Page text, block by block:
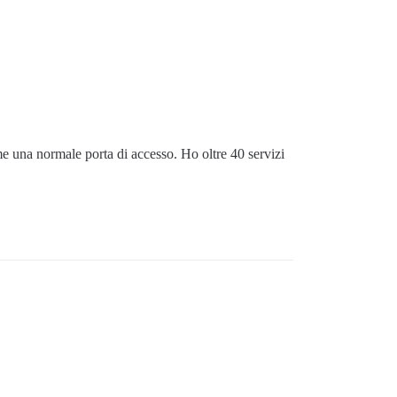
una normale porta di accesso. Ho oltre 40 servizi